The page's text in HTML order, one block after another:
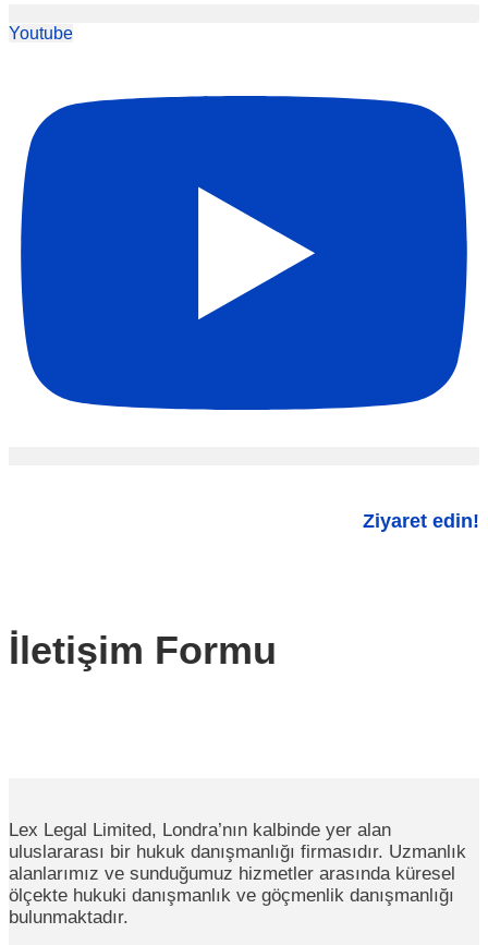
Youtube
Ziyaret edin!
İletişim Formu
Lex Legal Limited, Londra’nın kalbinde yer alan
uluslararası bir hukuk danışmanlığı firmasıdır. Uzmanlık
alanlarımız ve sunduğumuz hizmetler arasında küresel
ölçekte hukuki danışmanlık ve göçmenlik danışmanlığı
bulunmaktadır.